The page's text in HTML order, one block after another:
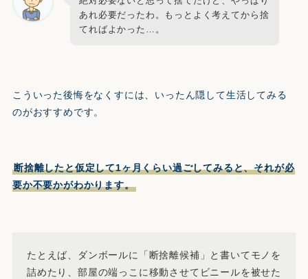
あれ必要だったわ。もっとよく考えてから捨
てればよかった…。
こういった後悔をなくすには、いったん隠して生活してみる
のがおすすめです。
断捨離したと仮定して1ヶ月くらい過ごしてみると、それが必
要か不要かがわかります。
たとえば、ダンボールに「断捨離候補」と書いてモノを
詰めたり、部屋の端っこに移動させてビニールを被せた